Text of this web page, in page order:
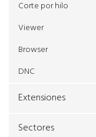
Corte por hilo
Viewer
Browser
DNC
Extensiones
Sectores